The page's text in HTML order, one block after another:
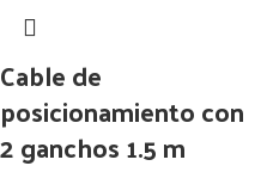
Cable de
posicionamiento con
2 ganchos 1.5 m